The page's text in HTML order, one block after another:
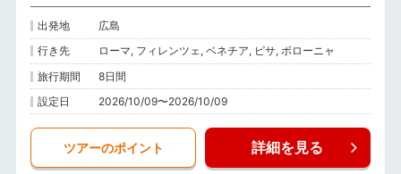
出発地
広島
行き先
ローマ, フィレンツェ, ベネチア, ピサ, ボローニャ
旅行期間
8日間
設定日
2026/10/09〜2026/10/09
ツアーのポイント 詳細を見る